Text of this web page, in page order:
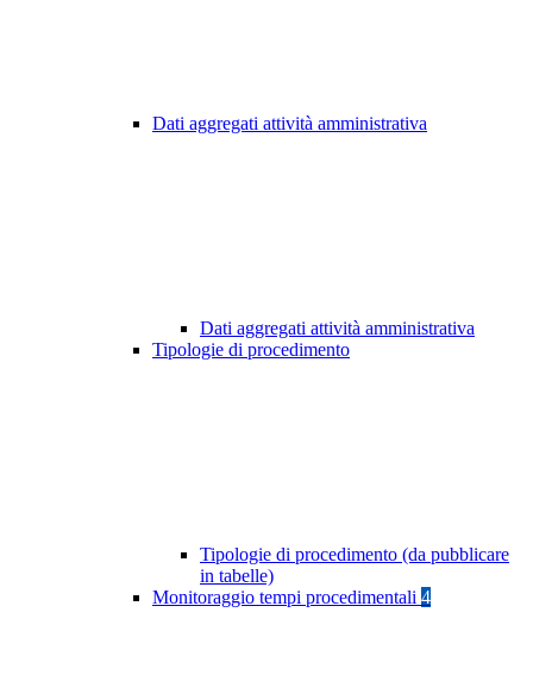
Dati aggregati attività amministrativa
Dati aggregati attività amministrativa
Tipologie di procedimento
Tipologie di procedimento (da pubblicare
in tabelle)
Monitoraggio tempi procedimentali 4